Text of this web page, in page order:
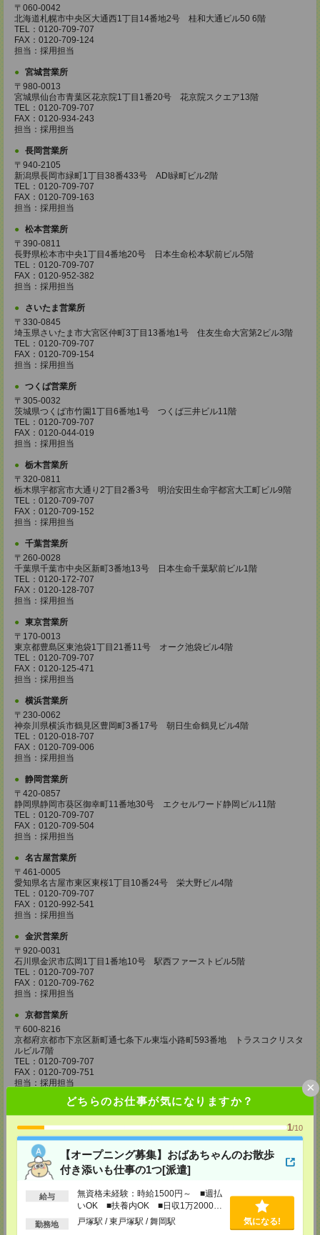
どちらのお仕事が気になりますか？
1/10
【オープニング募集】おばあちゃんのお散歩
付き添いも仕事の1つ[派遣]
給与
無資格未経験：時給1500円～ ■週払
いOK ■扶養内OK ■日収1万2000円
以上
勤務地 戸塚駅 / 東戸塚駅 / 舞岡駅 気になる!
×
〒060-0042
北海道札幌市中央区大通西1丁目14番地2号 桂和大通ビル50 6階
TEL：0120-709-707
FAX：0120-709-124
担当：採用担当
宮城営業所
〒980-0013
宮城県仙台市青葉区花京院1丁目1番20号 花京院スクエア13階
TEL：0120-709-707
FAX：0120-934-243
担当：採用担当
長岡営業所
〒940-2105
新潟県長岡市緑町1丁目38番433号 ADI緑町ビル2階
TEL：0120-709-707
FAX：0120-709-163
担当：採用担当
松本営業所
〒390-0811
長野県松本市中央1丁目4番地20号 日本生命松本駅前ビル5階
TEL：0120-709-707
FAX：0120-952-382
担当：採用担当
さいたま営業所
〒330-0845
埼玉県さいたま市大宮区仲町3丁目13番地1号 住友生命大宮第2ビル3階
TEL：0120-709-707
FAX：0120-709-154
担当：採用担当
つくば営業所
〒305-0032
茨城県つくば市竹園1丁目6番地1号 つくば三井ビル11階
TEL：0120-709-707
FAX：0120-044-019
担当：採用担当
栃木営業所
〒320-0811
栃木県宇都宮市大通り2丁目2番3号 明治安田生命宇都宮大工町ビル9階
TEL：0120-709-707
FAX：0120-709-152
担当：採用担当
千葉営業所
〒260-0028
千葉県千葉市中央区新町3番地13号 日本生命千葉駅前ビル1階
TEL：0120-172-707
FAX：0120-128-707
担当：採用担当
東京営業所
〒170-0013
東京都豊島区東池袋1丁目21番11号 オーク池袋ビル4階
TEL：0120-709-707
FAX：0120-125-471
担当：採用担当
横浜営業所
〒230-0062
神奈川県横浜市鶴見区豊岡町3番17号 朝日生命鶴見ビル4階
TEL：0120-018-707
FAX：0120-709-006
担当：採用担当
静岡営業所
〒420-0857
静岡県静岡市葵区御幸町11番地30号 エクセルワード静岡ビル11階
TEL：0120-709-707
FAX：0120-709-504
担当：採用担当
名古屋営業所
〒461-0005
愛知県名古屋市東区東桜1丁目10番24号 栄大野ビル4階
TEL：0120-709-707
FAX：0120-992-541
担当：採用担当
金沢営業所
〒920-0031
石川県金沢市広岡1丁目1番地10号 駅西ファーストビル5階
TEL：0120-709-707
FAX：0120-709-762
担当：採用担当
京都営業所
〒600-8216
京都府京都市下京区新町通七条下ル東塩小路町593番地 トラスコクリスタ
ルビル7階
TEL：0120-709-707
FAX：0120-709-751
担当：採用担当
大阪営業所
〒530-0017
大阪府大阪市北区角田町8番1号 大阪梅田ツインタワーズ・ノース34階
TEL：0120-995-985
FAX：0120-992-568
担当：採用担当
神戸営業所
〒650-0044
兵庫県神戸市中央区東川崎町1丁目3番3号 神戸ハーバーランドセンタービ
ル18階
TEL：0120-995-984